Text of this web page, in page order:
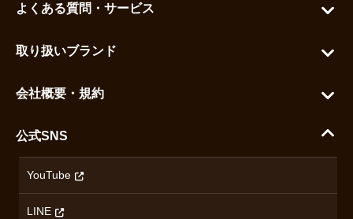
お気に入りを見る
よくある質問・サービス
ご利用ガイド
配送・送料について
ハラダの保証とアフターサービス
取り扱いブランド
セイコー
カシオ
オリエントスター
会社概要・規約
沿革
公式SNS
YouTube
LINE